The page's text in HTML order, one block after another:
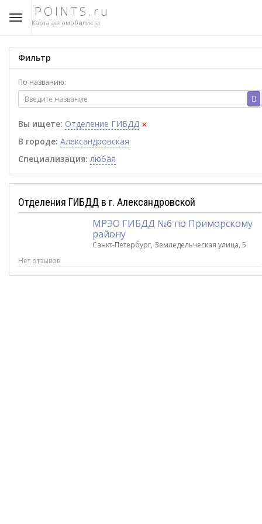
POINTS.ru
Карта автомобилиста
Фильтр
По названию:
Вы ищете: Отделение ГИБДД ×
В городе: Александровская
Специализация: любая
Отделения ГИБДД в г. Александровской
МРЭО ГИБДД №6 по Приморскому
району
Санкт-Петербург, Земледельческая улица, 5
Нет отзывов